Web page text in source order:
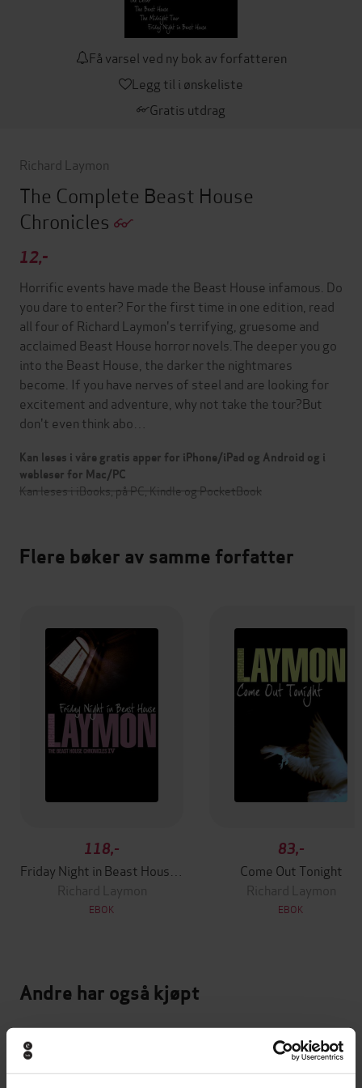
Få varsel ved ny bok av forfatteren
Legg til i ønskeliste
Gratis utdrag
Richard Laymon
The Complete Beast House
Chronicles
12,-
Horrific events have made the Beast House infamous. Do
you dare to enter? For the first time in one edition, read
all four of Richard Laymon's terrifying, gruesome and
acclaimed Beast House horror novels.The deeper you go
into the Beast House, the darker the nightmares
become. If you have nerves of steel and are looking for
excitement and adventure, why not take the tour?But
don't even think abo…
Kan leses i våre gratis apper for iPhone/iPad og Android og i
webleser for Mac/PC
Kan leses i iBooks, på PC, Kindle og PocketBook
Flere bøker av samme forfatter
118,-
Richard Laymon
EBOK
83,-
Come Out Tonight
Richard Laymon
EBOK
Andre har også kjøpt
Premium
Første gang på tilbud